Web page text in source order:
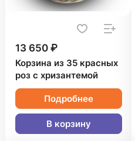
13 650 ₽
Корзина из 35 красных
роз с хризантемой
Подробнее
В корзину